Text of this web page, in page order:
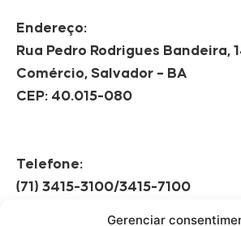
Gerenciar
Endereço:
Rua Pedro Rodrigues Bandeira,
Comércio, Salvador – BA
CEP: 40.015-080
Telefone:
(71) 3415-3100/3415-7100
Horário de Funcionamento: